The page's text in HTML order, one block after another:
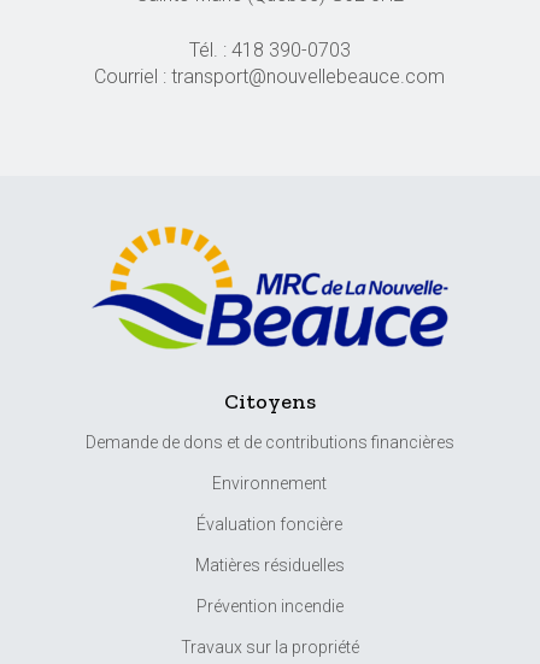
Tél. : 418 390-0703
Courriel : transport@nouvellebeauce.com
Citoyens
Demande de dons et de contributions financières
Environnement
Évaluation foncière
Matières résiduelles
Prévention incendie
Travaux sur la propriété